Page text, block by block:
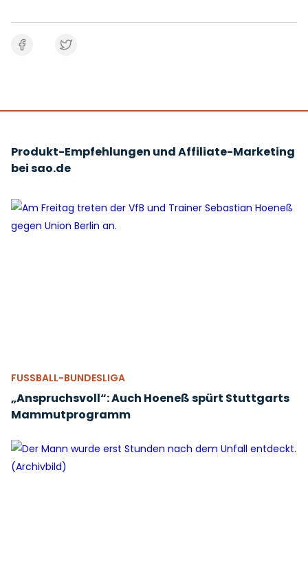
Produkt-Empfehlungen und Affiliate-Marketing
bei sao.de
FUSSBALL-BUNDESLIGA
„Anspruchsvoll“: Auch Hoeneß spürt Stuttgarts
Mammutprogramm